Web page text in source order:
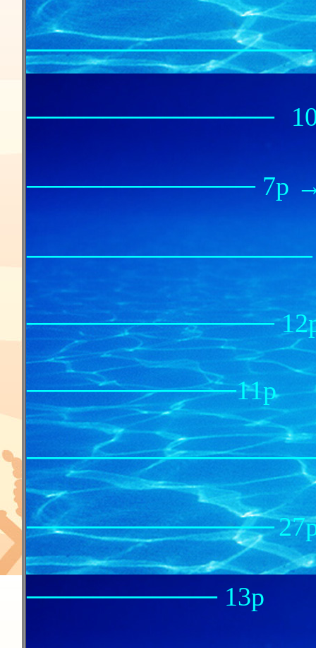
毒
───────────────
革ト
─────────────
──────────── 7p
手
───────────────
馬の
─────────────
氷と後
───────────11p
カイ
─────────────
ひのき
────────── 13p